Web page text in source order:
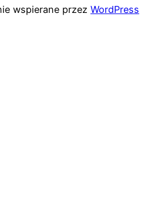
wspierane przez WordPress